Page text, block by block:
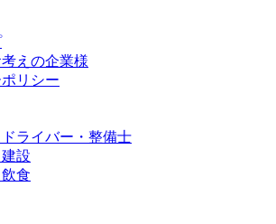
えの企業様
リシー
ライバー・整備士
設
食